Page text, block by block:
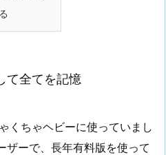
て全てを記憶
くちゃヘビーに使っていまし
ザーで、長年有料版を使って